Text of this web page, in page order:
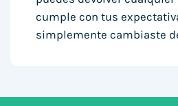
cumple con tus
simplemente cambiaste